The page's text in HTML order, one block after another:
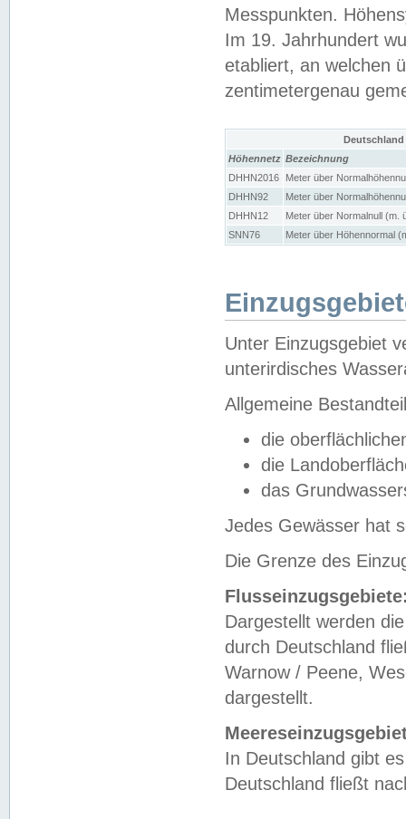
Messpunkten.
Im 19. Jahrhundert
etabliert, an welchen
zentimetergenau
Höhennetz Bezeichnung
DHHN2016
Meter über
DHHN92
Meter über
DHHN12
Meter über Normalnull (m.
SNN76
Meter über Höhennormal
Unter Einzugsgebiet
unterirdisches
Allgemeine
die
die
das
Jedes Gewässer hat
Die Grenze des
Dargestellt werden
durch Deutschland
Warnow / Peene,
dargestellt.
In Deutschland gibt
Deutschland fließt